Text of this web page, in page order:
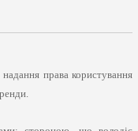
права користування